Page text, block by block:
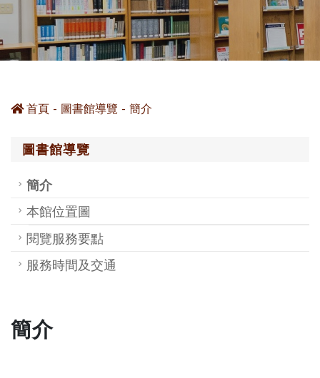
首頁 圖書館導覽 簡介
圖書館導覽
簡介
本館位置圖
閱覽服務要點
服務時間及交通
簡介